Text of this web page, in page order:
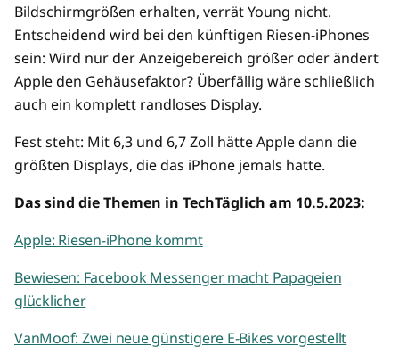
Bildschirmgrößen erhalten, verrät Young nicht.
Entscheidend wird bei den künftigen Riesen-iPhones
sein: Wird nur der Anzeigebereich größer oder ändert
Apple den Gehäusefaktor? Überfällig wäre schließlich
auch ein komplett randloses Display.
Fest steht: Mit 6,3 und 6,7 Zoll hätte Apple dann die
größten Displays, die das iPhone jemals hatte.
Das sind die Themen in TechTäglich am 10.5.2023:
Apple: Riesen-iPhone kommt
Bewiesen: Facebook Messenger macht Papageien
glücklicher
VanMoof: Zwei neue günstigere E-Bikes vorgestellt